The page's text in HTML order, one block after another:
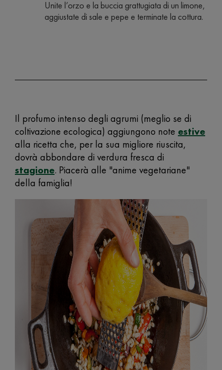
Unite l’orzo e la buccia grattugiata di un limone,
aggiustate di sale e pepe e terminate la cottura.
Il profumo intenso degli agrumi (meglio se di
coltivazione ecologica) aggiungono note estive
alla ricetta che, per la sua migliore riuscita,
dovrà abbondare di verdura fresca di
stagione. Piacerà alle "anime vegetariane"
della famiglia!